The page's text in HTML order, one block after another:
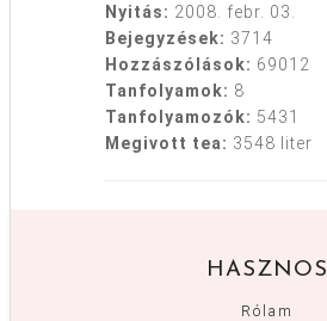
Nyitás: 2008. febr. 03.
Bejegyzések: 3714
Hozzászólások: 69012
Tanfolyamok: 8
Tanfolyamozók: 5431
Megivott tea: 3548 liter
HASZNOS
Rólam